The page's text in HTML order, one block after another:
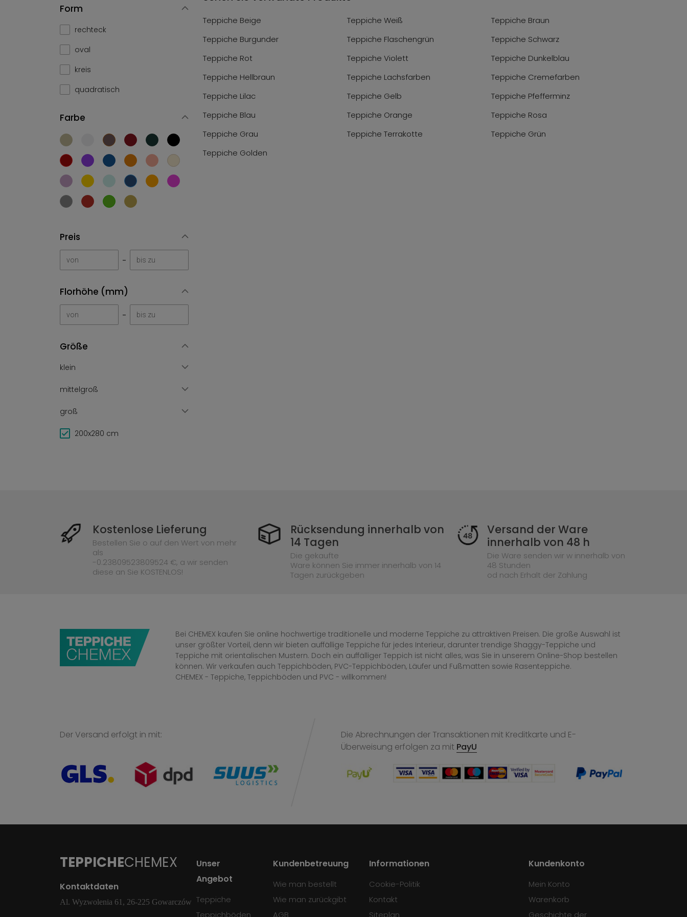
Form
rechteck
oval
kreis
quadratisch
Farbe
Preis
-
Florhöhe (mm)
-
Größe
klein
mittelgroß
groß
200x280 cm
Teppiche Beige Teppiche Weiß
Teppiche Braun
Teppiche Burgunder
Teppiche Flaschengrün
Teppiche Schwarz
Teppiche Rot
Teppiche Violett
Teppiche Dunkelblau
Teppiche Hellbraun
Teppiche Lachsfarben
Teppiche Cremefarben
Teppiche Lilac
Teppiche Gelb
Teppiche Pfefferminz
Teppiche Blau
Teppiche Orange
Teppiche Rosa
Teppiche Grau
Teppiche Terrakotte
Teppiche Grün
Teppiche Golden
Kostenlose Lieferung
Bestellen Sie o auf den Wert von mehr
als
-0.23809523809524 €, a wir senden
diese an Sie KOSTENLOS!
Rücksendung innerhalb von
14 Tagen
Die gekaufte
Ware können Sie immer innerhalb von 14
Tagen zurückgeben
Versand der Ware
innerhalb von 48 h
Die Ware senden wir w innerhalb von
48 Stunden
od nach Erhalt der Zahlung
Bei CHEMEX kaufen Sie online hochwertige traditionelle und moderne Teppiche zu attraktiven Preisen. Die große Auswahl ist
unser größter Vorteil, denn wir bieten auffällige Teppiche für jedes Interieur, darunter trendige Shaggy-Teppiche und
Teppiche mit orientalischen Mustern. Doch ein auffälliger Teppich ist nicht alles, was Sie in unserem Online-Shop bestellen
können. Wir verkaufen auch Teppichböden, PVC-Teppichböden, Läufer und Fußmatten sowie Rasenteppiche.
CHEMEX - Teppiche, Teppichböden und PVC - willkommen!
Der Versand erfolgt in mit:
Die Abrechnungen der Transaktionen mit Kreditkarte und E-
Überweisung erfolgen za mit PayU
TEPPICHECHEMEX
Kontaktdaten
Al. Wyzwolenia 61, 26-225 Gowarczów
Unser
Angebot
Teppiche
Teppichböden
Kundenbetreuung
Wie man bestellt
Wie man zurückgibt
AGB
Informationen
Cookie-Politik
Kontakt
Siteplan
Kundenkonto
Mein Konto
Warenkorb
Geschichte der